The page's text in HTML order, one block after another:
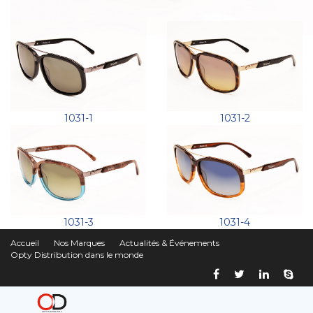
1031-1 1031-2
1031-3 1031-4
Accueil Nos Marques
Actualités & Événements
Opty Distribution dans le monde